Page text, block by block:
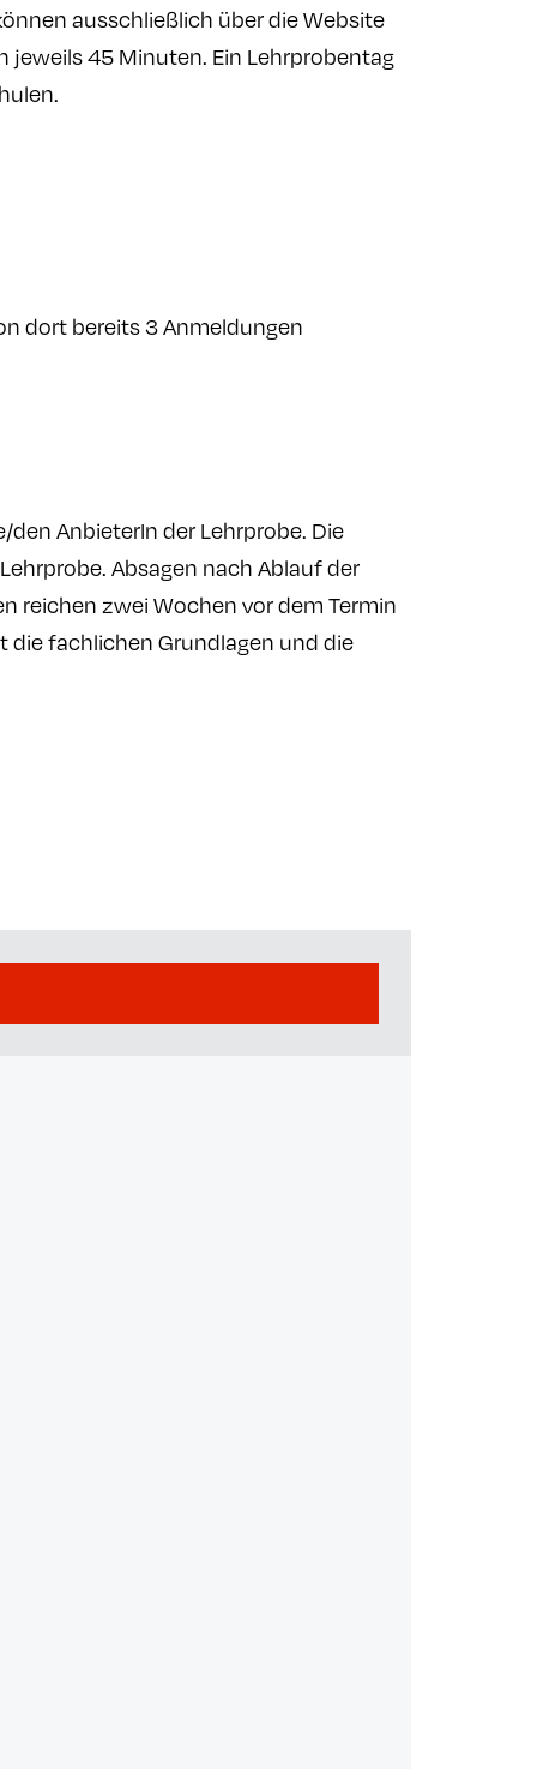
ausschließlich über die Website
jeweils 45 Minuten. Ein Lehrprobentag
dort bereits 3 Anmeldungen
AnbieterIn der Lehrprobe. Die
Absagen nach Ablauf der
reichen zwei Wochen vor dem Termin
fachlichen Grundlagen und die